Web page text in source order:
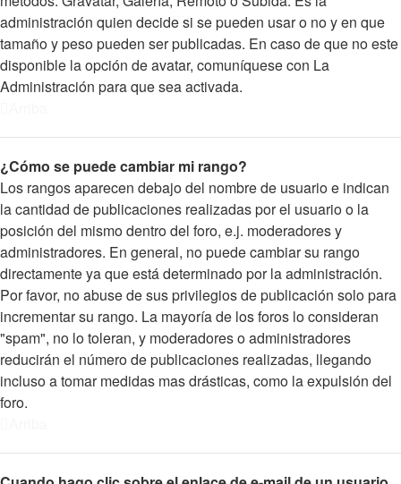
administración quien decide si se pueden usar o no y en que
tamaño y peso pueden ser publicadas. En caso de que no este
disponible la opción de avatar, comuníquese con La
Administración para que sea activada.
¿Cómo se puede cambiar mi rango?
Los rangos aparecen debajo del nombre de usuario e indican
la cantidad de publicaciones realizadas por el usuario o la
posición del mismo dentro del foro, e.j. moderadores y
administradores. En general, no puede cambiar su rango
directamente ya que está determinado por la administración.
Por favor, no abuse de sus privilegios de publicación solo para
incrementar su rango. La mayoría de los foros lo consideran
"spam", no lo toleran, y moderadores o administradores
reducirán el número de publicaciones realizadas, llegando
incluso a tomar medidas mas drásticas, como la expulsión del
foro.